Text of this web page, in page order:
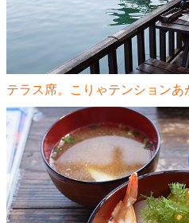
テラス席。こりゃテンションあ